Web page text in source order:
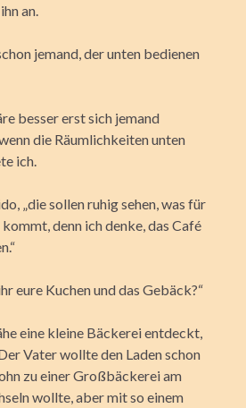
an.
jemand, der unten bedienen
besser erst sich jemand
die Räumlichkeiten unten
ich.
„die sollen ruhig sehen, was für
denn ich denke, das Café
eure Kuchen und das Gebäck?“
eine kleine Bäckerei entdeckt,
Vater wollte den Laden schon
zu einer Großbäckerei am
wollte, aber mit so einem